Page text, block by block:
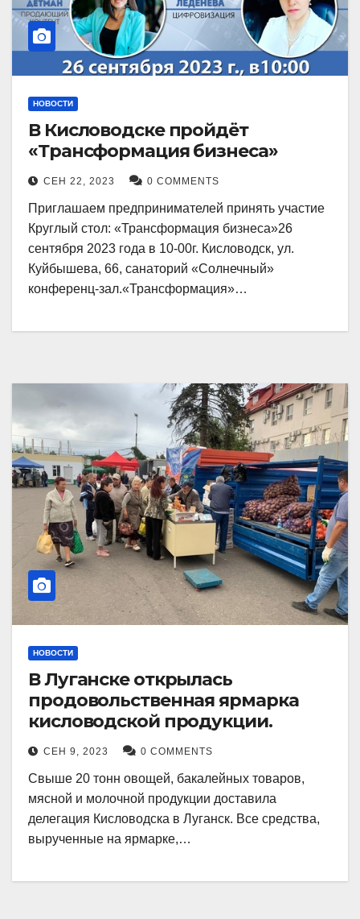
НОВОСТИ
В Кисловодске пройдёт
«Трансформация бизнеса»
СЕН 22, 2023 0 COMMENTS
Приглашаем предпринимателей принять участие
Круглый стол: «Трансформация бизнеса»26
сентября 2023 года в 10-00г. Кисловодск, ул.
Куйбышева, 66, санаторий «Солнечный»
конференц-зал.«Трансформация»…
НОВОСТИ
В Луганске открылась
продовольственная ярмарка
кисловодской продукции.
СЕН 9, 2023 0 COMMENTS
Свыше 20 тонн овощей, бакалейных товаров,
мясной и молочной продукции доставила
делегация Кисловодска в Луганск. Все средства,
вырученные на ярмарке,…